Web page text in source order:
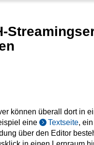
können überall dort in
eine
Textseite,
über den Editor